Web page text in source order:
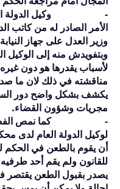
-
وكيل
الأمر الصادر له من كاتب
وزير العدل على جهاز
وبتفويدش منه إلى الوكيل
لأسباب يقدرها هو دون غيره
مناقشته في ذلك لان ما
يكشف بشكل واضح دور
مجريات وشؤون القضاء.
-
كما نمص
لوكيل الدولة العام لدى
أن يقوم بالطعن في الحكم
للقانون ولم يقم أحد
يصدر بقبول الطعن يقتصر